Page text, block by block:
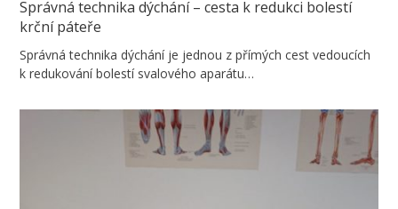
Správná technika dýchání – cesta k redukci bolestí
krční páteře
Správná technika dýchání je jednou z přímých cest vedoucích
k redukování bolestí svalového aparátu…